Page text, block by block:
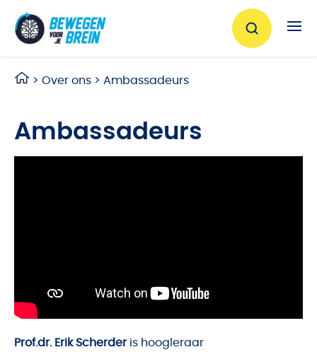
> Over ons > Ambassadeurs
Ambassadeurs
Prof.dr. Erik Scherderis hoogleraar